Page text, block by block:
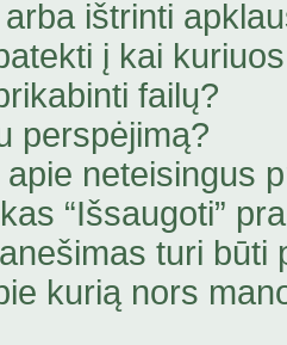
ištrinti
į kai
failų?
perspėjimą?
neteisingus
“Išsaugoti”
turi būti
kurią nors